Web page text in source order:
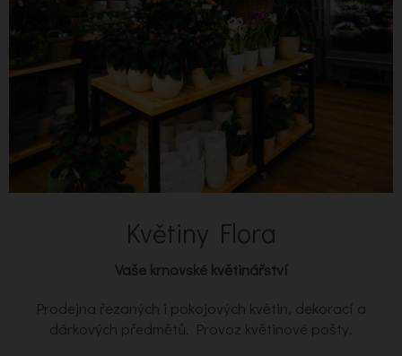
Květiny Flora
Vaše krnovské květinářství
Prodejna řezaných i pokojových květin, dekorací a
dárkových předmětů. Provoz květinové pošty.